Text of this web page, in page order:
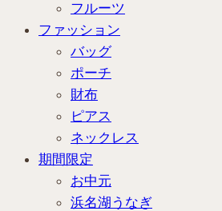
フルーツ
ファッション
バッグ
ポーチ
財布
ピアス
ネックレス
期間限定
お中元
浜名湖うなぎ